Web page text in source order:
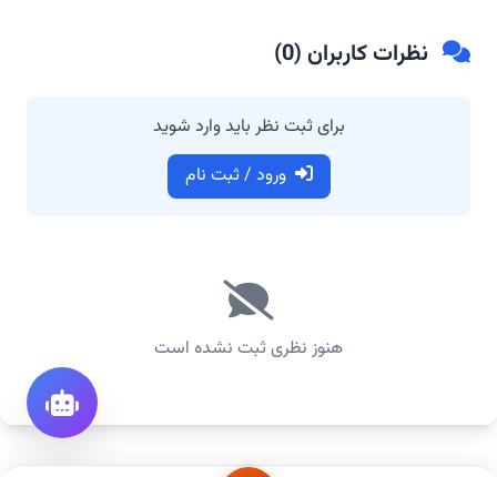
نظرات کاربران (0
)
برای ثبت نظر باید وارد شوید
ورود / ثبت نام
هنوز نظری ثبت نشده است